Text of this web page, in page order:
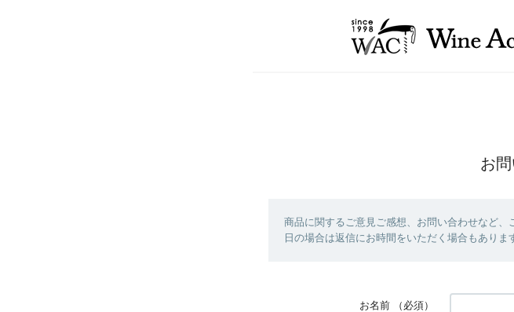
お
商品に関するご意見ご感想、お問い合わせなど
日の場合は返信にお時間をいただく場合もありま
お名前 （必須）